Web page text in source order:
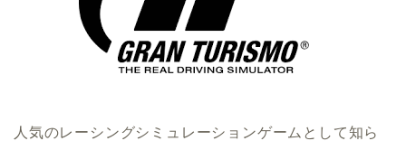
人気のレーシングシミュレーションゲームとして知ら